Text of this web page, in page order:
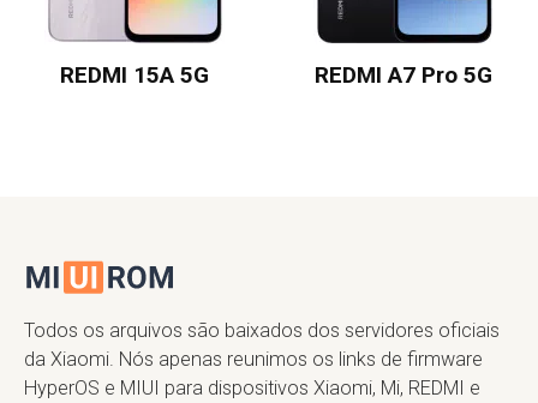
REDMI 15A 5G REDMI A7 Pro 5G
Todos os arquivos são baixados dos servidores oficiais
da Xiaomi. Nós apenas reunimos os links de firmware
HyperOS e MIUI para dispositivos Xiaomi, Mi, REDMI e